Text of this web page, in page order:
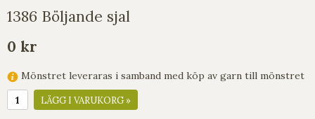
1386 Böljande sjal
0 kr
Mönstret leveraras i samband med köp av garn till mönstret
LÄGG I VARUKORG »